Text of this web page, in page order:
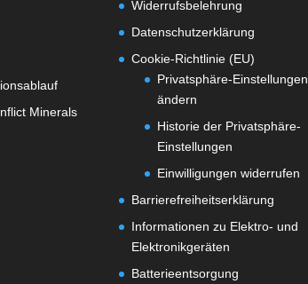
Minerals
Widerrufsbelehrung
Datenschutzerklärung
Cookie-Richtlinie (EU)
Privatsphäre-Einstellungen
ändern
Historie der Privatsphäre-
Einstellungen
Einwilligungen widerrufen
Barrierefreiheitserklärung
Informationen zu Elektro- und
Elektronikgeräten
Batterieentsorgung